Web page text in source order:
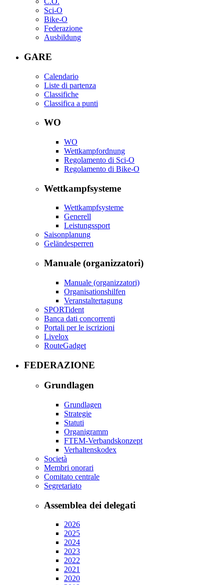
Sci-O
Bike-O
Federazione
Ausbildung
GARE
Calendario
Liste di partenza
Classifiche
Classifica a punti
WO
WO
Wettkampfordnung
Regolamento di Sci-O
Regolamento di Bike-O
Wettkampfsysteme
Wettkampfsysteme
Generell
Leistungssport
Saisonplanung
Geländesperren
Manuale (organizzatori)
Manuale (organizzatori)
Organisationshilfen
Veranstaltertagung
SPORTident
Banca dati concorrenti
Portali per le iscrizioni
Livelox
RouteGadget
FEDERAZIONE
Grundlagen
Grundlagen
Strategie
Statuti
Organigramm
FTEM-Verbandskonzept
Verhaltenskodex
Società
Membri onorari
Comitato centrale
Segretariato
Assemblea dei delegati
2026
2025
2024
2023
2022
2021
2020